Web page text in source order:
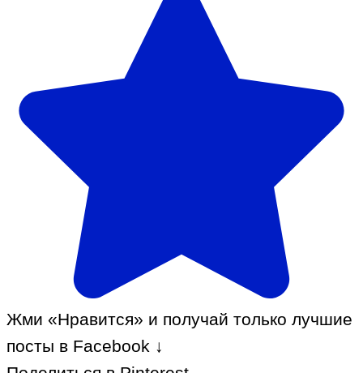
Жми «Нравится» и получай только лучшие
посты в Facebook ↓